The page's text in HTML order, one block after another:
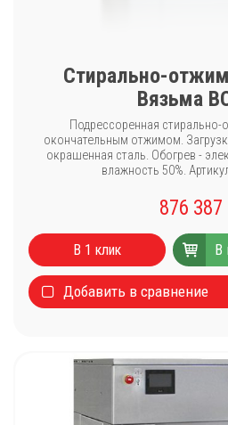
Стирально-
Вязьма
Подрессоренная
окончательным отжимом.
окрашенная сталь. Обогрев -
влажность 50%.
876 387
В 1 клик В
Добавить в сравнение